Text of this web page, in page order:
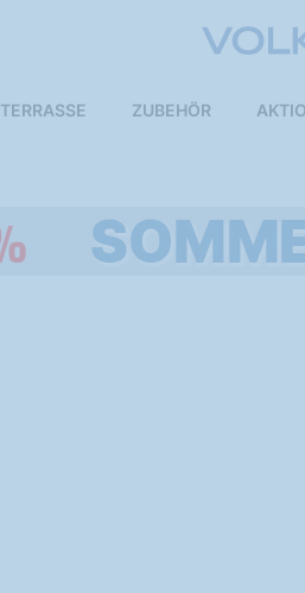
TERRASSE ZUBEHÖR